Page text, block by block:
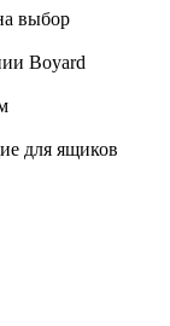
выбор
Boyard
для ящиков